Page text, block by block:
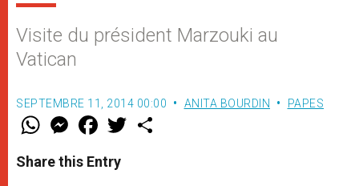
Visite du président Marzouki au
Vatican
SEPTEMBRE 11, 2014 00:00 ANITA BOURDIN PAPES
W
t
s
M
e
s
e
F
a
e
b
w
Share this Entry